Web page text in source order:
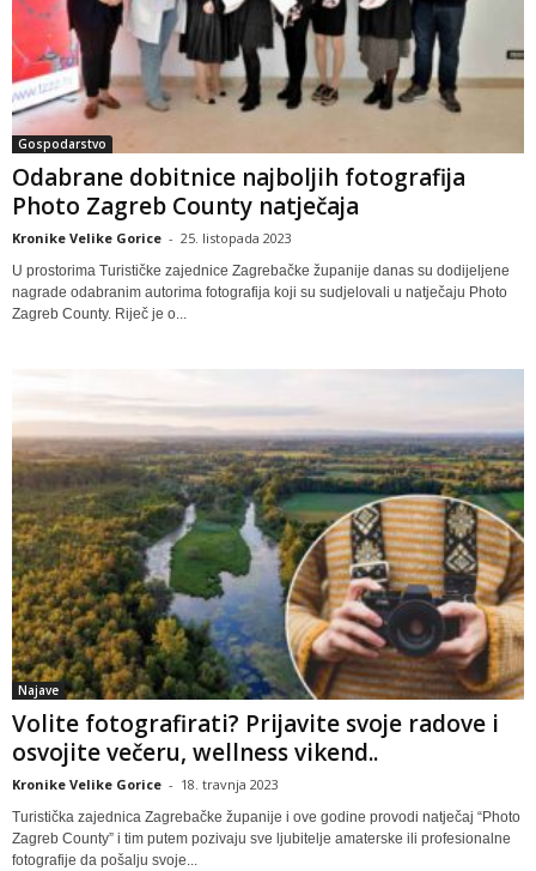
Gospodarstvo
Odabrane dobitnice najboljih fotografija
Photo Zagreb County natječaja
Kronike Velike Gorice - 25. listopada 2023
U prostorima Turističke zajednice Zagrebačke županije danas su dodijeljene
nagrade odabranim autorima fotografija koji su sudjelovali u natječaju Photo
Zagreb County. Riječ je o...
Najave
Volite fotografirati? Prijavite svoje radove i
osvojite večeru, wellness vikend..
Kronike Velike Gorice - 18. travnja 2023
Turistička zajednica Zagrebačke županije i ove godine provodi natječaj “Photo
Zagreb County” i tim putem pozivaju sve ljubitelje amaterske ili profesionalne
fotografije da pošalju svoje...